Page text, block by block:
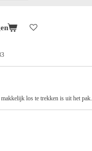
los te trekken is uit het pak.